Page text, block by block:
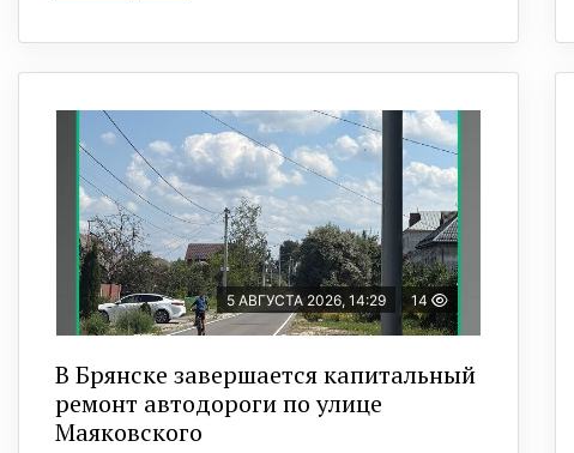
5 АВГУСТА 2026, 14:29 14
В Брянске завершается капитальный
ремонт автодороги по улице
Маяковского